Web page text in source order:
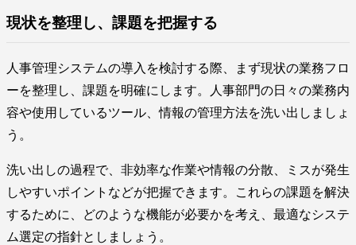
現状を整理し、課題を把握する
人事管理システムの導入を検討する際、まず現状の業務フロ
ーを整理し、課題を明確にします。人事部門の日々の業務内
容や使用しているツール、情報の管理方法を洗い出しましょ
う。
洗い出しの過程で、非効率な作業や情報の分散、ミスが発生
しやすいポイントなどが把握できます。これらの課題を解決
するために、どのような機能が必要かを考え、最適なシステ
ム選定の指針としましょう。